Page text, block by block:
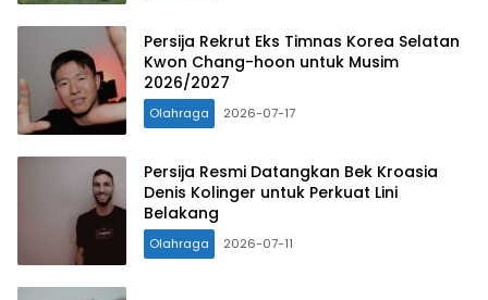
Persija Rekrut Eks Timnas Korea Selatan
Kwon Chang-hoon untuk Musim
2026/2027
Olahraga 2026-07-17
Persija Resmi Datangkan Bek Kroasia
Denis Kolinger untuk Perkuat Lini
Belakang
Olahraga 2026-07-11